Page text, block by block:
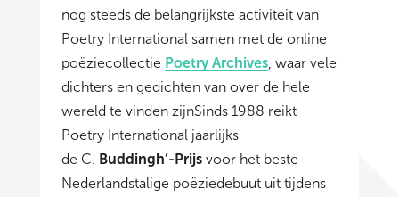
nog steeds de belangrijkste activiteit van
Poetry International samen met de online
poëziecollectie Poetry Archives, waar vele
dichters en gedichten van over de hele
wereld te vinden zijnSinds 1988 reikt
Poetry International jaarlijks
de C. Buddingh’-Prijs voor het beste
Nederlandstalige poëziedebuut uit tijdens